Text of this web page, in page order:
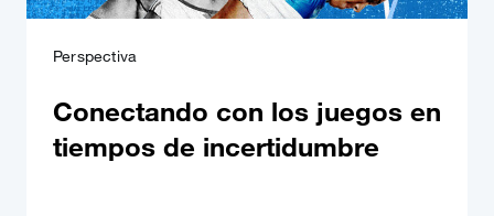
Perspectiva
Conectando con los juegos en
tiempos de incertidumbre